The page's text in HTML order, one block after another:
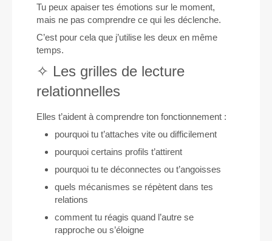
Tu peux apaiser tes émotions sur le moment,
mais ne pas comprendre ce qui les déclenche.
C’est pour cela que j’utilise les deux en même
temps.
✧ Les grilles de lecture
relationnelles
Elles t’aident à comprendre ton fonctionnement :
pourquoi tu t’attaches vite ou difficilement
pourquoi certains profils t’attirent
pourquoi tu te déconnectes ou t’angoisses
quels mécanismes se répètent dans tes
relations
comment tu réagis quand l’autre se
rapproche ou s’éloigne